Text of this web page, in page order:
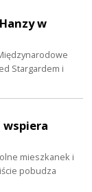
w
Stargardem i
wspiera
mieszkanek i
pobudza